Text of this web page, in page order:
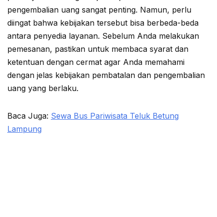
pengembalian uang sangat penting. Namun, perlu
diingat bahwa kebijakan tersebut bisa berbeda-beda
antara penyedia layanan. Sebelum Anda melakukan
pemesanan, pastikan untuk membaca syarat dan
ketentuan dengan cermat agar Anda memahami
dengan jelas kebijakan pembatalan dan pengembalian
uang yang berlaku.
Baca Juga: Sewa Bus Pariwisata Teluk Betung
Lampung